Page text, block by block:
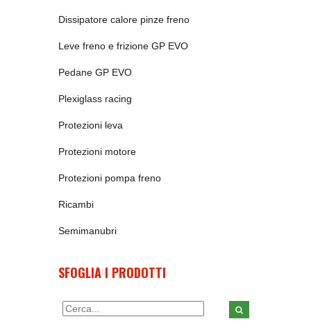
Dissipatore calore pinze freno
Leve freno e frizione GP EVO
Pedane GP EVO
Plexiglass racing
Protezioni leva
Protezioni motore
Protezioni pompa freno
Ricambi
Semimanubri
SFOGLIA I PRODOTTI